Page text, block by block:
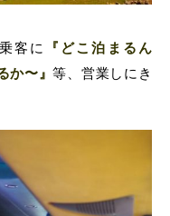
客に
『どこ泊まるん
か〜』等、営業しにき